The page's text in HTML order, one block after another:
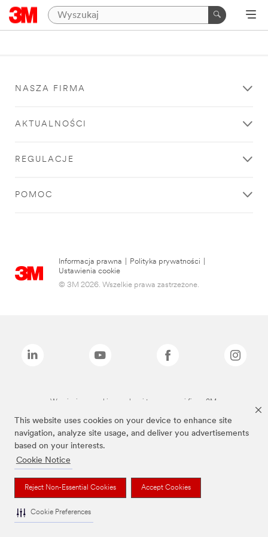
This website uses cookies on your device to enhance site
navigation, analyze site usage, and deliver you advertisements
based on your interests.
Cookie Notice
Reject Non-Essential Cookies Accept Cookies
Cookie Preferences
NASZA FIRMA
AKTUALNOŚCI
REGULACJE
POMOC
Informacja prawna Polityka prywatności
Ustawienia cookie
© 3M 2026. Wszelkie prawa zastrzeżone.
Wymienione marki są znakami towarowymi firmy 3M.